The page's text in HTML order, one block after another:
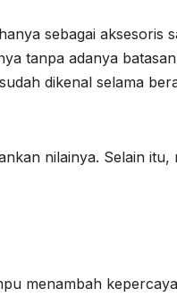
sebagai aksesoris
tanpa adanya
dikenal selama
nilainya. Selain itu,
menambah